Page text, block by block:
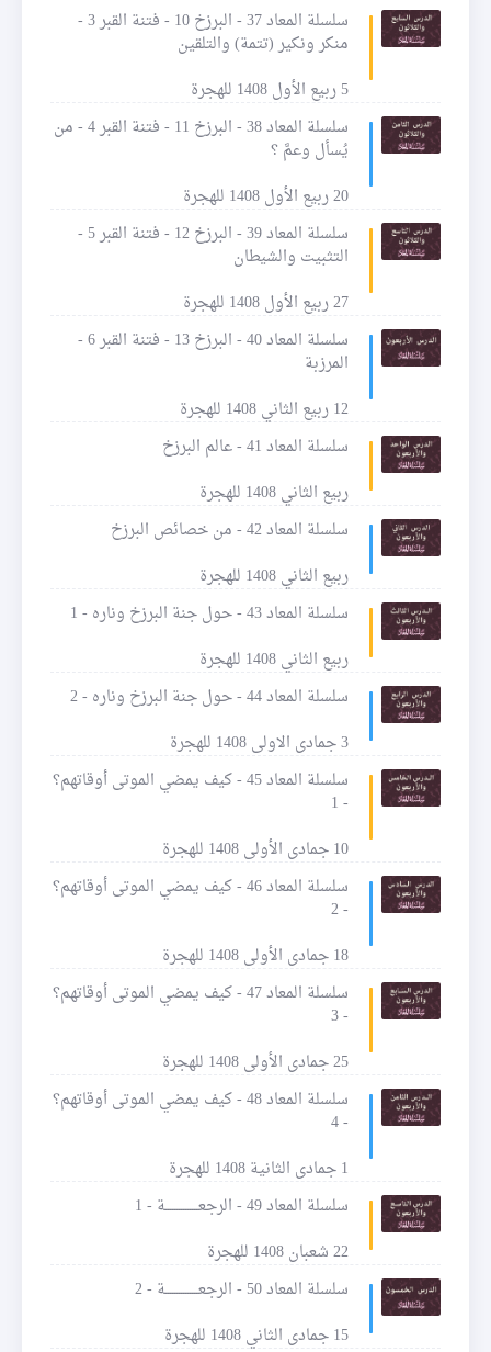
سلسلة المعاد 37 - البرزخ 10 - فتنة القبر 3 -
منكر ونكير (تتمة) والتلقين
5 ربيع الأول 1408 للهجرة
سلسلة المعاد 38 - البرزخ 11 - فتنة القبر 4 - من
يُسأل وعمَّ ؟
20 ربيع الأول 1408 للهجرة
سلسلة المعاد 39 - البرزخ 12 - فتنة القبر 5 -
التثبيت والشيطان
27 ربيع الأول 1408 للهجرة
سلسلة المعاد 40 - البرزخ 13 - فتنة القبر 6 -
المرزبة
12 ربيع الثاني 1408 للهجرة
سلسلة المعاد 41 - عالم البرزخ
ربيع الثاني 1408 للهجرة
سلسلة المعاد 42 - من خصائص البرزخ
ربيع الثاني 1408 للهجرة
سلسلة المعاد 43 - حول جنة البرزخ وناره - 1
ربيع الثاني 1408 للهجرة
سلسلة المعاد 44 - حول جنة البرزخ وناره - 2
3 جمادى الاولى 1408 للهجرة
سلسلة المعاد 45 - كيف يمضي الموتى أوقاتهم؟
- 1
10 جمادى الأولى 1408 للهجرة
سلسلة المعاد 46 - كيف يمضي الموتى أوقاتهم؟
- 2
18 جمادى الأولى 1408 للهجرة
سلسلة المعاد 47 - كيف يمضي الموتى أوقاتهم؟
- 3
25 جمادى الأولى 1408 للهجرة
سلسلة المعاد 48 - كيف يمضي الموتى أوقاتهم؟
- 4
1 جمادى الثانية 1408 للهجرة
سلسلة المعاد 49 - الرجعـــــــــــــــة - 1
22 شعبان 1408 للهجرة
سلسلة المعاد 50 - الرجعـــــــــــــــة - 2
15 جمادى الثاني 1408 للهجرة